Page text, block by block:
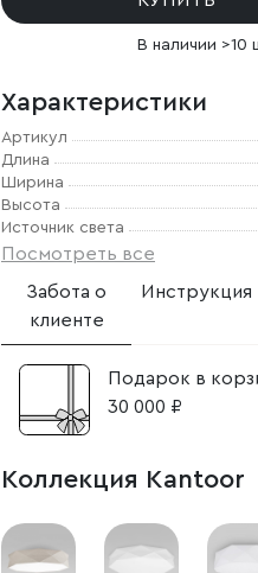
В наличии >10
Характеристики
Артикул
Длина
Ширина
Высота
Источник света
Посмотреть все
Забота о
клиенте
Инструкция
Подарок в
30 000 ₽
Коллекция Kantoor